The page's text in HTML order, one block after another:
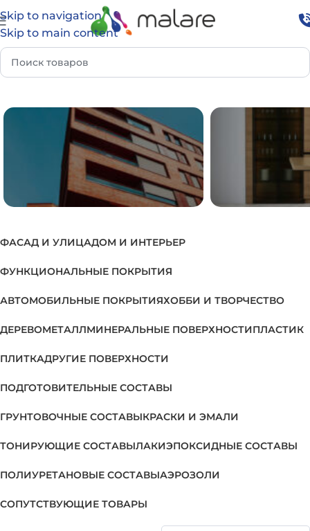
Skip to navigation
Skip to main content
Главная Товар Группа Краска по кирпичу
ФАСАД И УЛИЦАДОМ И ИНТЕРЬЕР
ФУНКЦИОНАЛЬНЫЕ ПОКРЫТИЯ
АВТОМОБИЛЬНЫЕ ПОКРЫТИЯХОББИ И ТВОРЧЕСТВО
ДЕРЕВОМЕТАЛЛМИНЕРАЛЬНЫЕ ПОВЕРХНОСТИПЛАСТИК
ПЛИТКАДРУГИЕ ПОВЕРХНОСТИ
ПОДГОТОВИТЕЛЬНЫЕ СОСТАВЫ
ГРУНТОВОЧНЫЕ СОСТАВЫКРАСКИ И ЭМАЛИ
ТОНИРУЮЩИЕ СОСТАВЫЛАКИЭПОКСИДНЫЕ СОСТАВЫ
ПОЛИУРЕТАНОВЫЕ СОСТАВЫАЭРОЗОЛИ
СОПУТСТВУЮЩИЕ ТОВАРЫ